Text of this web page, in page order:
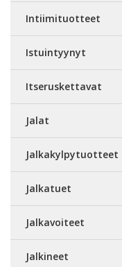
Intiimituotteet
Istuintyynyt
Itseruskettavat
Jalat
Jalkakylpytuotteet
Jalkatuet
Jalkavoiteet
Jalkineet